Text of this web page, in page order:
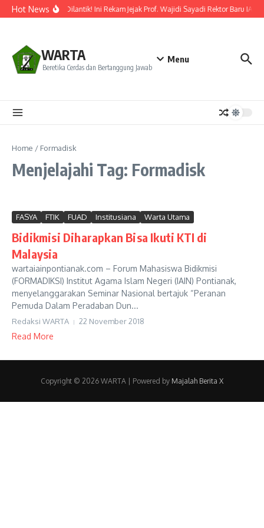
Lewati ke konten
Hot NewsResmi Dilantik! Ini Rekam Jejak Prof. Wajidi Sayadi Rektor Baru IAIN
WARTA
Beretika Cerdas dan Bertanggung Jawab
Menu
Home / Formadisk
Menjelajahi Tag: Formadisk
FASYA FTIK FUAD Institusiana Warta Utama
Bidikmisi Diharapkan Bisa Ikuti KTI di
Malaysia
wartaiainpontianak.com – Forum Mahasiswa Bidikmisi
(FORMADIKSI) Institut Agama Islam Negeri (IAIN) Pontianak,
menyelanggarakan Seminar Nasional bertajuk “Peranan
Pemuda Dalam Peradaban Dun...
Redaksi WARTA 22 November 2018
Read More
Copyright © 2026 WARTA | Powered by Majalah Berita X